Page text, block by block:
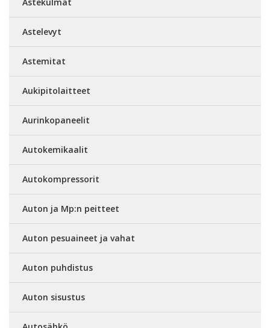
Astelevyt
Astemitat
Aukipitolaitteet
Aurinkopaneelit
Autokemikaalit
Autokompressorit
Auton ja Mp:n peitteet
Auton pesuaineet ja vahat
Auton puhdistus
Auton sisustus